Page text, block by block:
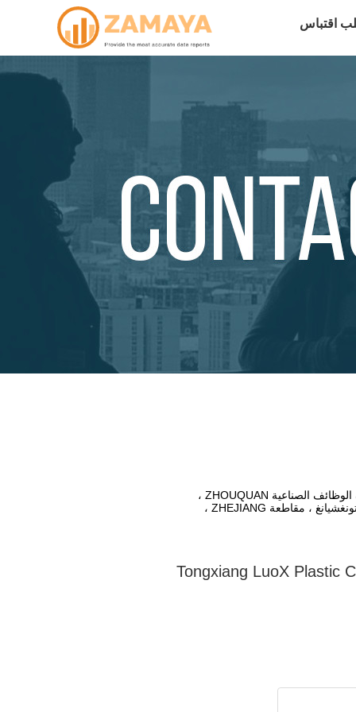
اقتباس
منطقة الوظائف الصناعية ZHOUQUAN ،
مدينة تونغشيانغ ، مقاطعة ZHEJIANG ،
Tongxiang LuoX Plastic